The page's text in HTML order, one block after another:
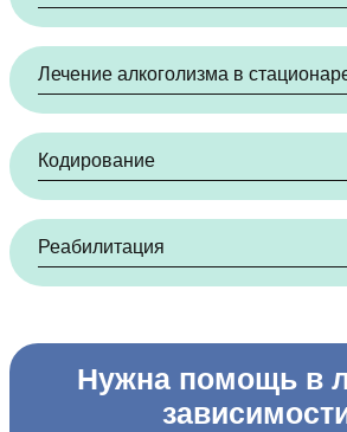
Лечение алкоголизма в
Кодирование
Реабилитация
Нужна помощь в